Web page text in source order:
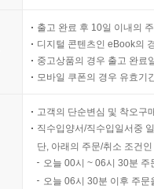
출고 완료 후 10일 이내의
디지털 콘텐츠인 eBook의
중고상품의 경우 출고 완료
모바일 쿠폰의 경우 유효기
고객의 단순변심 및 착오구
직수입양서/직수입일서중
단, 아래의 주문/취소 조건
오늘 00시 ~ 06시 30분
오늘 06시 30분 이후 주